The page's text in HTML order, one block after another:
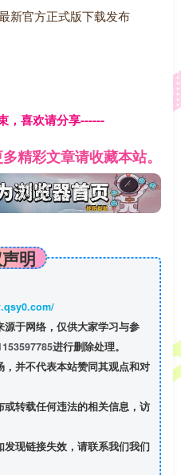
新官方正式版下载发布
，喜欢请分享------
精彩文章请收藏本站。
明
于网络，仅供大家学习与参
进行删除处理。
并不代表本站赞同其观点和对
转载任何违法的相关信息，访
现链接失效，请联系我们我们